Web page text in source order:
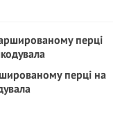
перці на